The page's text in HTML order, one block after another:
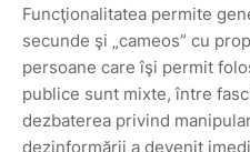
Funcţionalitatea permite
secunde şi „cameos” cu
persoane care îşi permit
publice sunt mixte, între
dezbaterea privind
dezinformării a devenit